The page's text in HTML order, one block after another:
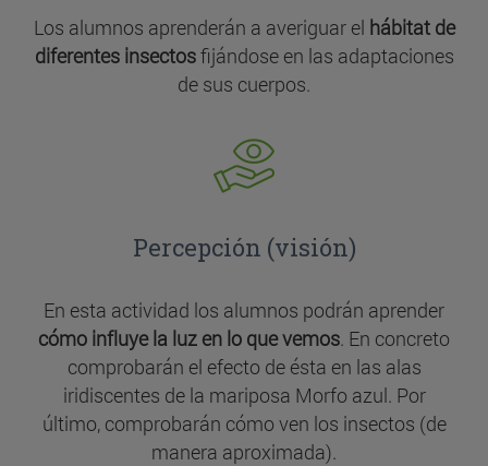
Los alumnos aprenderán a averiguar el hábitat de
diferentes insectosfijándose en las adaptaciones
de sus cuerpos.
Percepción (visión)
En esta actividad los alumnos podrán aprender
cómo influye la luz en lo que vemos. En concreto
comprobarán el efecto de ésta en las alas
iridiscentes de la mariposa Morfo azul. Por
último, comprobarán cómo ven los insectos (de
manera aproximada).